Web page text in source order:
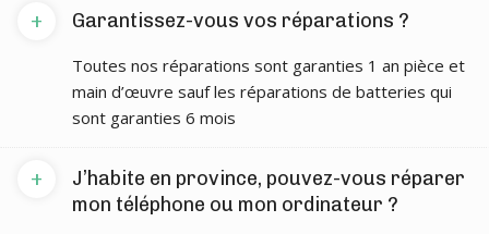
Garantissez-vous vos réparations ?
+
Toutes nos réparations sont garanties 1 an pièce et
main d’œuvre sauf les réparations de batteries qui
sont garanties 6 mois
J’habite en province, pouvez-vous réparer
mon téléphone ou mon ordinateur ?
+